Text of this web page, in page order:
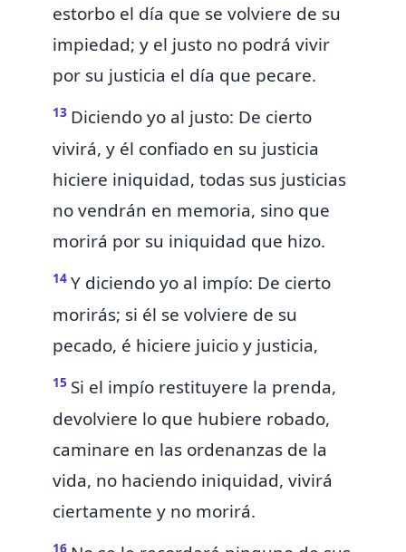
estorbo el día que se volviere de su
impiedad; y el justo no podrá vivir
por su justicia el día que pecare.
13 Diciendo yo al justo: De cierto
vivirá, y él confiado en su justicia
hiciere iniquidad, todas sus justicias
no vendrán en memoria, sino que
morirá por su iniquidad que hizo.
14 Y diciendo yo al impío: De cierto
morirás; si él se volviere de su
pecado, é hiciere juicio y justicia,
15 Si el impío restituyere la prenda,
devolviere lo que hubiere robado,
caminare en las ordenanzas de la
vida, no haciendo iniquidad, vivirá
ciertamente y no morirá.
16